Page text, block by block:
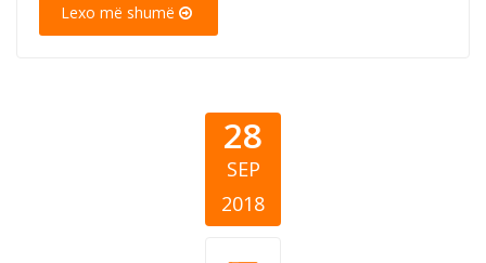
Lexo më shumë
28
SEP
2018